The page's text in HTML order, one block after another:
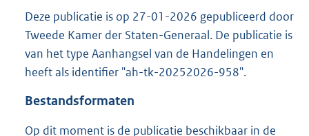
s
r
o
o
:
Deze publicatie is op 27-01-2026 gepubliceerd door
Tweede Kamer der Staten-Generaal. De publicatie is
van het type Aanhangsel van de Handelingen en
heeft als identifier "ah-tk-20252026-958".
Bestandsformaten
Op dit moment is de publicatie beschikbaar in de